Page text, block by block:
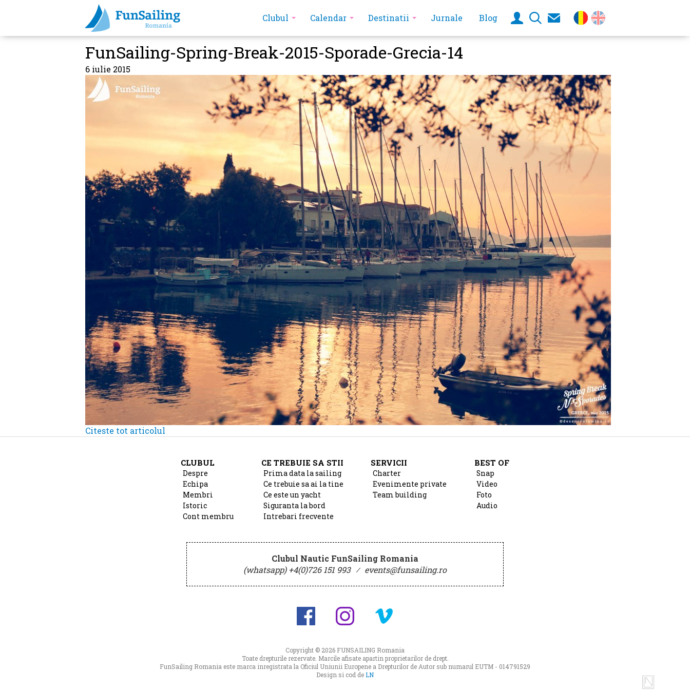
Clubul Calendar Destinatii Jurnale Blog
FunSailing-Spring-Break-2015-Sporade-Grecia-14
6 iulie 2015
Citeste tot articolul
CLUBUL
Despre
Echipa
Membri
Istoric
Cont membru
CE TREBUIE SA STII
Prima data la sailing
Ce trebuie sa ai la tine
Ce este un yacht
Siguranta la bord
Intrebari frecvente
SERVICII
Charter
Evenimente private
Team building
BEST OF
Snap
Video
Foto
Audio
Clubul Nautic FunSailing Romania
(whatsapp) +4(0)726 151 993 ⁄ events@funsailing.ro
Copyright © 2026 FUNSAILING Romania
Toate drepturile rezervate. Marcile afisate apartin proprietarilor de drept.
FunSailing Romania este marca inregistrata la Oficiul Uniunii Europene a Drepturilor de Autor sub numarul EUTM - 014791529
Design si cod deLN